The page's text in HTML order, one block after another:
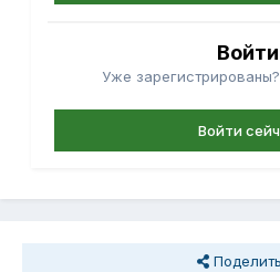
Войти
Уже
Войти